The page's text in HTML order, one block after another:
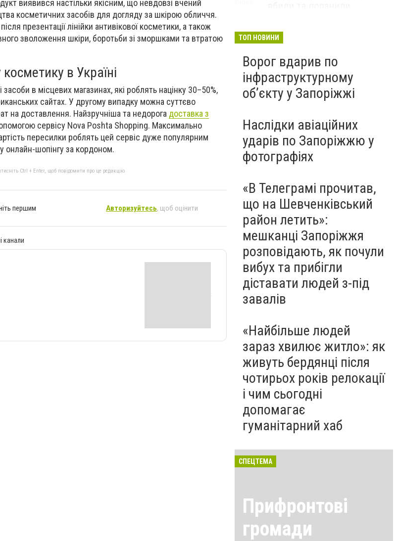
виявився настільки якісним, що невдовзі вчений
косметичних засобів для догляду за шкірою обличчя.
презентації лінійки антивікової косметики, а також
зволоження шкіри, боротьби зі зморшками та втратою
в Україні
в місцевих магазинах, які роблять націнку 30–50%,
сайтах. У другому випадку можна суттєво
на доставлення. Найзручніша та недорога доставка з
сервісу Nova Poshta Shopping. Максимально
пересилки роблять цей сервіс дуже популярним
онлайн-шопінгу за кордоном.
Ctrl + Enter, щоб повідомити про це редакцію
першим Авторизуйтесь, щоб оцінити
канали
району: в поліції розповіли
подробиці
ТОП НОВИНИ
Ворог вдарив по
інфраструктурному
обʼєкту у Запоріжжі
Наслідки авіаційних
ударів по Запоріжжю у
фотографіях
«В Телеграмі прочитав,
що на Шевченківський
район летить»:
мешканці Запоріжжя
розповідають, як почули
вибух та прибігли
діставати людей з-під
завалів
«Найбільше людей
зараз хвилює житло»: як
живуть бердянці після
чотирьох років релокації
і чим сьогодні
допомагає
гуманітарний хаб
СПЕЦТЕМА
Прифронтові
громади